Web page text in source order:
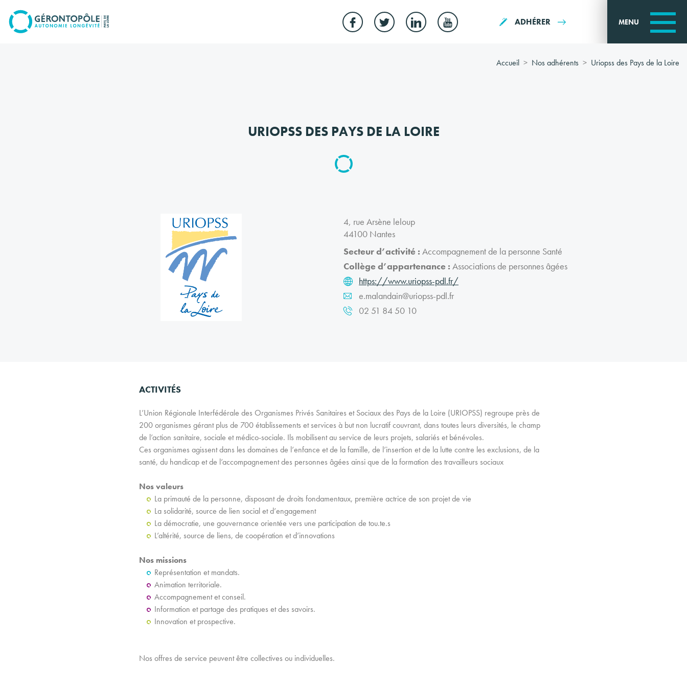
Go to
main
content ADHÉRER MENU
Accueil Nos adhérents Uriopss des Pays de la Loire
URIOPSS DES PAYS DE LA LOIRE
4, rue Arsène leloup
44100 Nantes
Secteur d’activité : Accompagnement de la personne Santé
Collège d’appartenance : Associations de personnes âgées
https://www.uriopss-pdl.fr/
e.malandain@uriopss-pdl.fr
02 51 84 50 10
ACTIVITÉS
L’Union Régionale Interfédérale des Organismes Privés Sanitaires et Sociaux des Pays de la Loire (URIOPSS) regroupe près de
200 organismes gérant plus de 700 établissements et services à but non lucratif couvrant, dans toutes leurs diversités, le champ
de l’action sanitaire, sociale et médico-sociale. Ils mobilisent au service de leurs projets, salariés et bénévoles.
Ces organismes agissent dans les domaines de l’enfance et de la famille, de l’insertion et de la lutte contre les exclusions, de la
santé, du handicap et de l’accompagnement des personnes âgées ainsi que de la formation des travailleurs sociaux
Nos valeurs
La primauté de la personne, disposant de droits fondamentaux, première actrice de son projet de vie
La solidarité, source de lien social et d’engagement
La démocratie, une gouvernance orientée vers une participation de tou.te.s
L’altérité, source de liens, de coopération et d’innovations
Nos missions
Représentation et mandats.
Animation territoriale.
Accompagnement et conseil.
Information et partage des pratiques et des savoirs.
Innovation et prospective.
Nos offres de service peuvent être collectives ou individuelles.